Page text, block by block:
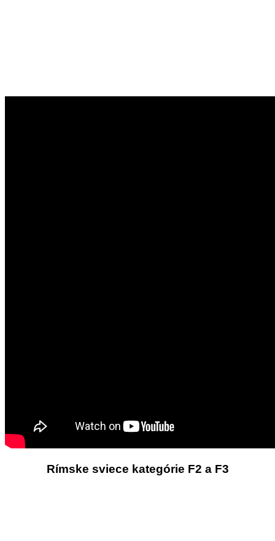
Rímske sviece kategórie F2 a F3